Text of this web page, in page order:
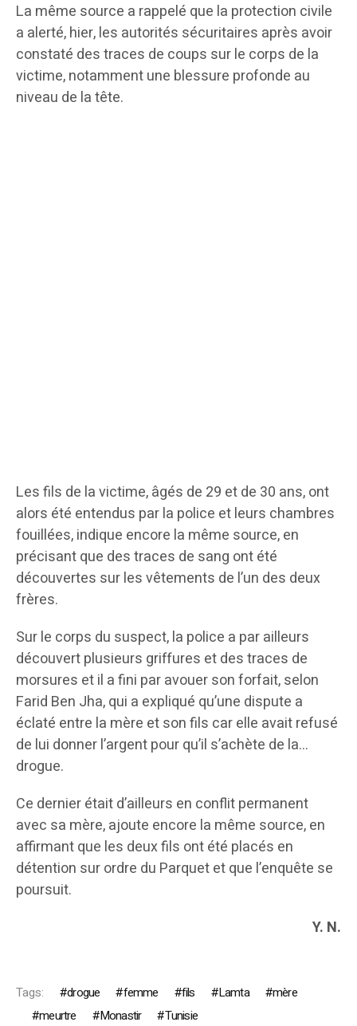
La même source a rappelé que la protection civile
a alerté, hier, les autorités sécuritaires après avoir
constaté des traces de coups sur le corps de la
victime, notamment une blessure profonde au
niveau de la tête.
Les fils de la victime, âgés de 29 et de 30 ans, ont
alors été entendus par la police et leurs chambres
fouillées, indique encore la même source, en
précisant que des traces de sang ont été
découvertes sur les vêtements de l’un des deux
frères.
Sur le corps du suspect, la police a par ailleurs
découvert plusieurs griffures et des traces de
morsures et il a fini par avouer son forfait, selon
Farid Ben Jha, qui a expliqué qu’une dispute a
éclaté entre la mère et son fils car elle avait refusé
de lui donner l’argent pour qu’il s’achète de la…
drogue.
Ce dernier était d’ailleurs en conflit permanent
avec sa mère, ajoute encore la même source, en
affirmant que les deux fils ont été placés en
détention sur ordre du Parquet et que l’enquête se
poursuit.
Y. N.
Tags: drogue femme fils Lamta
mère
meurtre
Monastir Tunisie